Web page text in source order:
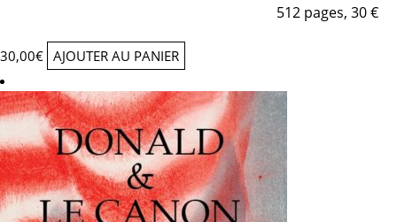
512 pages, 30 €
30,00€ AJOUTER AU PANIER